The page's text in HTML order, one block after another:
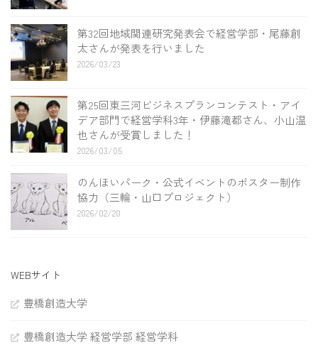
第32回地域関連研究発表会で経営学部・尾藤創
太さんが発表を行いました
2026/03/23
第25回東三河ビジネスプランコンテスト・アイ
デア部門で経営学科3年・伊藤滝都さん、小山温
也さんが受賞しました！
2026/03/05
のんほいパーク・公式イベントのポスター制作
協力（三輪・山口プロジェクト）
2026/02/20
WEBサイト
豊橋創造大学
豊橋創造大学 経営学部 経営学科